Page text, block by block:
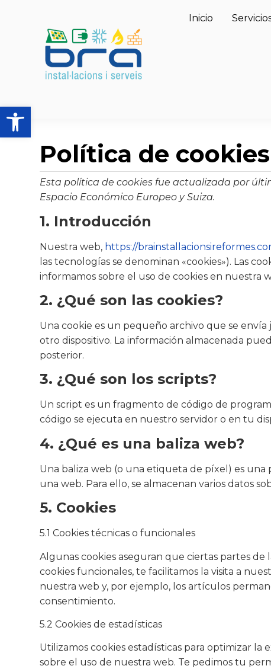
Abrir barra de herramientas
Inicio
Política de cookies
Esta política de cookies fue actualizada por
Espacio Económico Europeo y Suiza.
1. Introducción
Nuestra web, https://
las tecnologías se denominan «cookies»). Las
informamos sobre el uso de cookies en nuestra
2. ¿Qué son las cookies?
Una cookie es un pequeño archivo que se
otro dispositivo. La información almacenada
posterior.
3. ¿Qué son los scripts?
Un script es un fragmento de código de
código se ejecuta en nuestro servidor o en tu
4. ¿Qué es una baliza web?
Una baliza web (o una etiqueta de píxel) es
una web. Para ello, se almacenan varios datos
5. Cookies
5.1 Cookies técnicas o funcionales
Algunas cookies aseguran que ciertas partes
cookies funcionales, te facilitamos la visita a
nuestra web y, por ejemplo, los artículos
consentimiento.
5.2 Cookies de estadísticas
Utilizamos cookies estadísticas para optimizar la
sobre el uso de nuestra web. Te pedimos tu